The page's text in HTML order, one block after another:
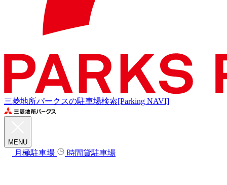
三菱地所パークスの駐車場検索[Parking NAVI]
MENU
月極駐車場 時間貸駐車場